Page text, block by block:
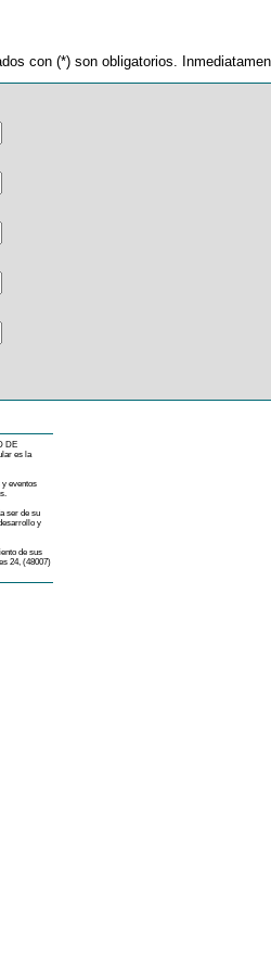
con (*) son obligatorios.
DE
es la
y eventos
ser de su
y
de sus
24, (48007)